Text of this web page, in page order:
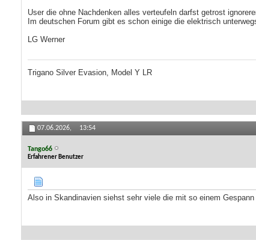
User die ohne Nachdenken alles verteufeln darfst getrost
Im deutschen Forum gibt es schon einige die elektrisch
LG Werner
Trigano Silver Evasion, Model Y LR
07.06.2026, 13:54
Tango66
Erfahrener Benutzer
Also in Skandinavien siehst sehr viele die mit so einem